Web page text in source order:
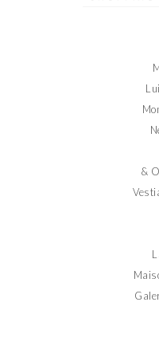
&